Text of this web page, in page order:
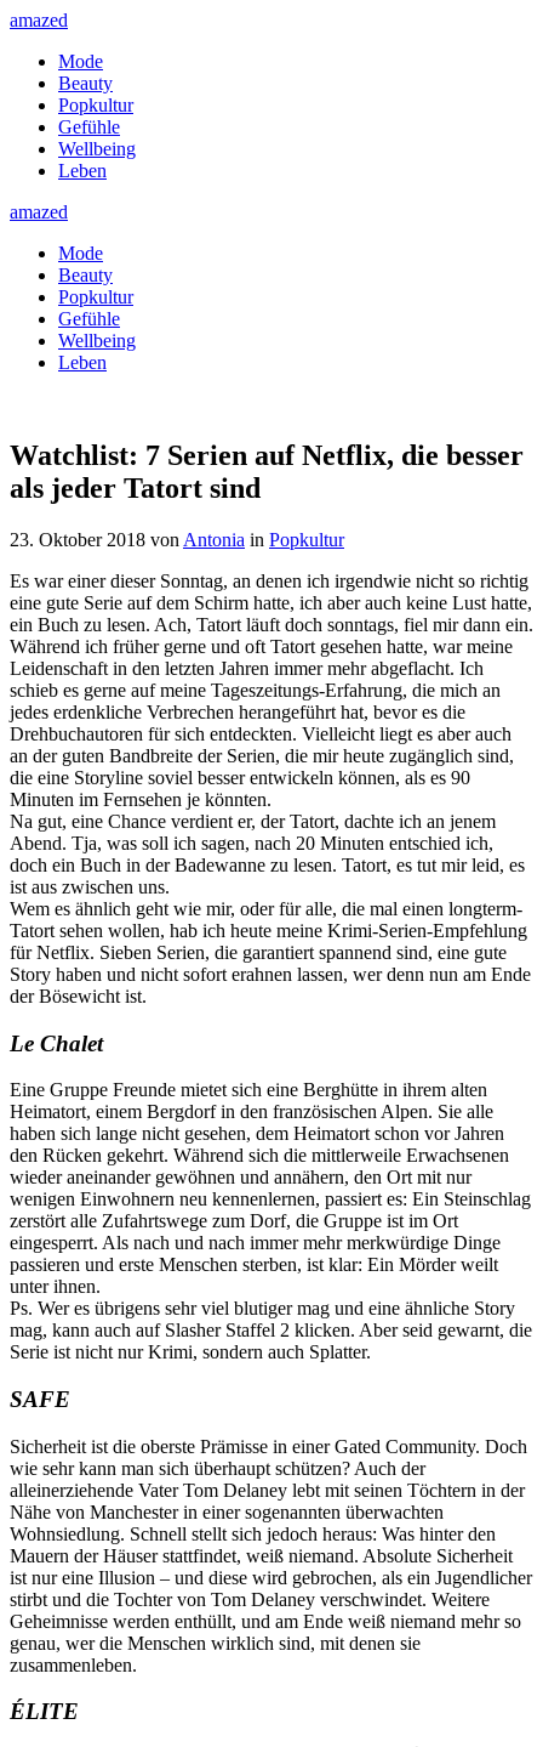
amazed
Mode
Beauty
Popkultur
Gefühle
Wellbeing
Leben
amazed
Mode
Beauty
Popkultur
Gefühle
Wellbeing
Leben
Watchlist: 7 Serien auf Netflix, die besser
als jeder Tatort sind
23. Oktober 2018 von Antonia in Popkultur
Es war einer dieser Sonntag, an denen ich irgendwie nicht so richtig
eine gute Serie auf dem Schirm hatte, ich aber auch keine Lust hatte,
ein Buch zu lesen. Ach, Tatort läuft doch sonntags, fiel mir dann ein.
Während ich früher gerne und oft Tatort gesehen hatte, war meine
Leidenschaft in den letzten Jahren immer mehr abgeflacht. Ich
schieb es gerne auf meine Tageszeitungs-Erfahrung, die mich an
jedes erdenkliche Verbrechen herangeführt hat, bevor es die
Drehbuchautoren für sich entdeckten. Vielleicht liegt es aber auch
an der guten Bandbreite der Serien, die mir heute zugänglich sind,
die eine Storyline soviel besser entwickeln können, als es 90
Minuten im Fernsehen je könnten.
Na gut, eine Chance verdient er, der Tatort, dachte ich an jenem
Abend. Tja, was soll ich sagen, nach 20 Minuten entschied ich,
doch ein Buch in der Badewanne zu lesen. Tatort, es tut mir leid, es
ist aus zwischen uns.
Wem es ähnlich geht wie mir, oder für alle, die mal einen longterm-
Tatort sehen wollen, hab ich heute meine Krimi-Serien-Empfehlung
für Netflix. Sieben Serien, die garantiert spannend sind, eine gute
Story haben und nicht sofort erahnen lassen, wer denn nun am Ende
der Bösewicht ist.
Le Chalet
Eine Gruppe Freunde mietet sich eine Berghütte in ihrem alten
Heimatort, einem Bergdorf in den französischen Alpen. Sie alle
haben sich lange nicht gesehen, dem Heimatort schon vor Jahren
den Rücken gekehrt. Während sich die mittlerweile Erwachsenen
wieder aneinander gewöhnen und annähern, den Ort mit nur
wenigen Einwohnern neu kennenlernen, passiert es: Ein Steinschlag
zerstört alle Zufahrtswege zum Dorf, die Gruppe ist im Ort
eingesperrt. Als nach und nach immer mehr merkwürdige Dinge
passieren und erste Menschen sterben, ist klar: Ein Mörder weilt
unter ihnen.
Ps. Wer es übrigens sehr viel blutiger mag und eine ähnliche Story
mag, kann auch auf Slasher Staffel 2 klicken. Aber seid gewarnt, die
Serie ist nicht nur Krimi, sondern auch Splatter.
SAFE
Sicherheit ist die oberste Prämisse in einer Gated Community. Doch
wie sehr kann man sich überhaupt schützen? Auch der
alleinerziehende Vater Tom Delaney lebt mit seinen Töchtern in der
Nähe von Manchester in einer sogenannten überwachten
Wohnsiedlung. Schnell stellt sich jedoch heraus: Was hinter den
Mauern der Häuser stattfindet, weiß niemand. Absolute Sicherheit
ist nur eine Illusion – und diese wird gebrochen, als ein Jugendlicher
stirbt und die Tochter von Tom Delaney verschwindet. Weitere
Geheimnisse werden enthüllt, und am Ende weiß niemand mehr so
genau, wer die Menschen wirklich sind, mit denen sie
zusammenleben.
ÉLITE